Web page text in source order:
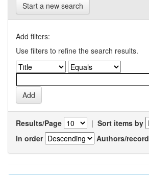
Start a new search
Add filters:
Use filters to refine the search results.
Results/Page | Sort items by
In order
Authors/record